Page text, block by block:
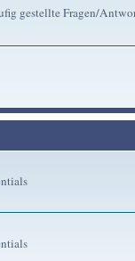
gestellte Fragen/